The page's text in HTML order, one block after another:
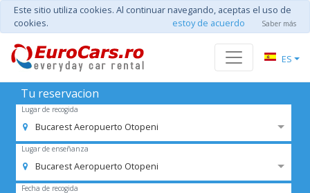
Este sitio utiliza cookies. Al continuar navegando, aceptas el uso de
cookies.
estoy de acuerdo Saber más
ES
Tu reservacion
Lugar de recogida
Bucarest Aeropuerto Otopeni
Lugar de enseñanza
Bucarest Aeropuerto Otopeni
Fecha de recogida